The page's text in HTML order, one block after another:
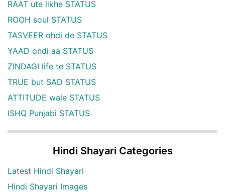
RAAT ute likhe STATUS
ROOH soul STATUS
TASVEER ohdi de STATUS
YAAD ondi aa STATUS
ZINDAGI life te STATUS
TRUE but SAD STATUS
ATTITUDE wale STATUS
ISHQ Punjabi STATUS
Hindi Shayari Categories
Latest Hindi Shayari
Hindi Shayari Images